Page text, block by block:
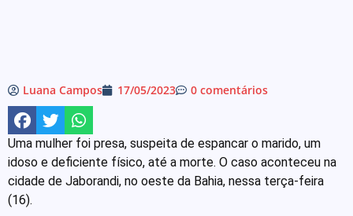
Luana Campos 17/05/2023 0 comentários
Uma mulher foi presa, suspeita de espancar o marido, um
idoso e deficiente físico, até a morte. O caso aconteceu na
cidade de Jaborandi, no oeste da Bahia, nessa terça-feira
(16).